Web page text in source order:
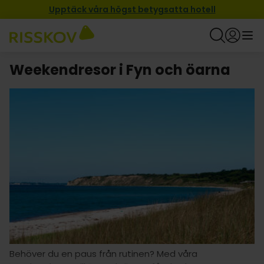
Upptäck våra högst betygsatta hotell
Weekendresor i Fyn och öarna
Behöver du en paus från rutinen? Med våra